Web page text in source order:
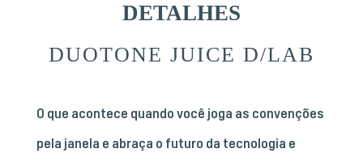
DETALHES
DUOTONE JUICE D/LAB
O que acontece quando você joga as convenções
pela janela e abraça o futuro da tecnologia e